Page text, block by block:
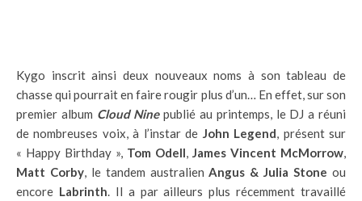
Kygo inscrit ainsi deux nouveaux noms à son tableau de
chasse qui pourrait en faire rougir plus d’un… En effet, sur son
premier album Cloud Ninepublié au printemps, le DJ a réuni
de nombreuses voix, à l’instar de John Legend , présent sur
« Happy Birthday », Tom Odell James Vincent McMorrow
Matt Corby, le tandem australien Angus & Julia Stone ou
encore Labrinth . Il a par ailleurs plus récemment travaillé